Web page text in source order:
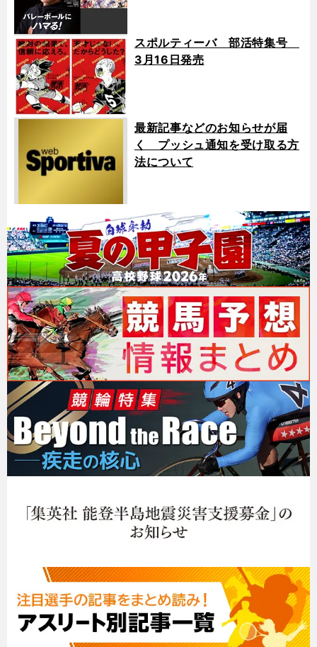
スポルティーバ 部活特集号
3月16日発売
最新記事などのお知らせが届
く プッシュ通知を受け取る方
法について